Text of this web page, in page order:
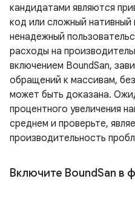
кандидатами являются
код или сложный
ненадежный
расходы на
включением BoundSan,
обращений к массивам,
может быть доказана.
процентного увеличения
среднем и проверьте,
производительность
Включите BoundSan в